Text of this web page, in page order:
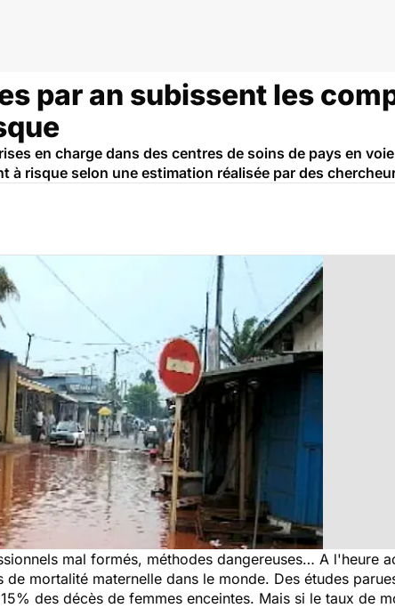
par an subissent les
en charge dans des centres de soins de pays en
à risque selon une estimation réalisée par des
mal formés, méthodes dangereuses… A l'heure
mortalité maternelle dans le monde. Des études
des décès de femmes enceintes. Mais si le taux de